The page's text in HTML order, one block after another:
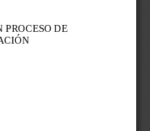
PROCESO DE